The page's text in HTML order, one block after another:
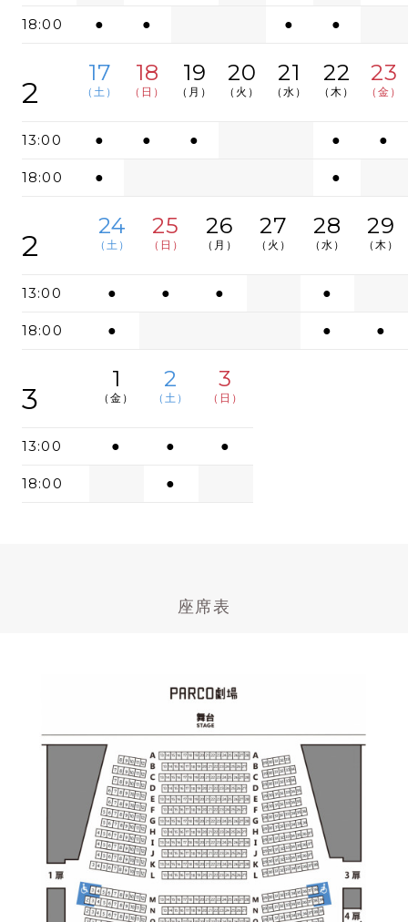
18:00 ● ● ● ●
2
17
（土）
18
（日）
19
（月）
20
（火）
21
（水）
22
（木）
23
（金）
13:00 ● ● ● ● ●
18:00 ● ●
2
24
（土）
25
（日）
26
（月）
27
（火）
28
（水）
29
（木）
13:00 ● ● ● ●
18:00 ● ● ●
3
1
（金）
2
（土）
3
（日）
13:00 ● ● ●
18:00 ●
座席表